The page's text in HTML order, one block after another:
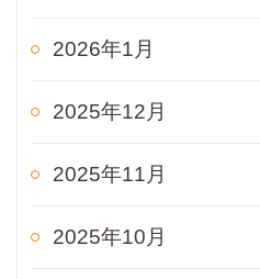
2026年1月
2025年12月
2025年11月
2025年10月